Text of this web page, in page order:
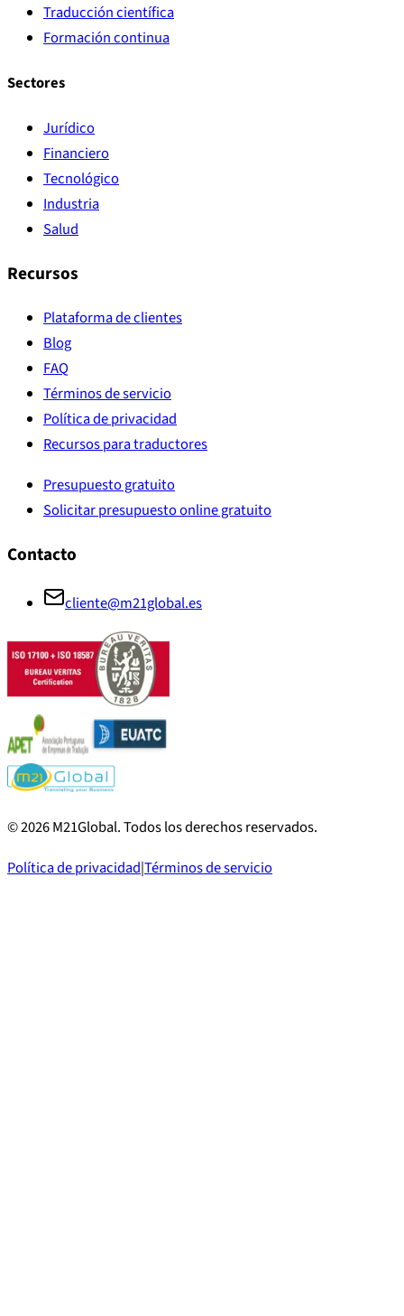
Traducción científica
Formación continua
Sectores
Jurídico
Financiero
Tecnológico
Industria
Salud
Recursos
Plataforma de clientes
Blog
FAQ
Términos de servicio
Política de privacidad
Recursos para traductores
Presupuesto gratuito
Solicitar presupuesto online gratuito
Contacto
cliente@m21global.es
©2026M21Global.Todos los derechos reservados.
Política de privacidad|Términos de servicio